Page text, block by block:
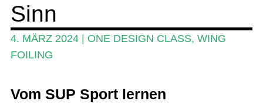
Stand Up Magazin TV
SPOT FINDER
Sinn
4. MÄRZ 2024| ONE DESIGN CLASS, WING
FOILING
Vom SUP Sport lernen